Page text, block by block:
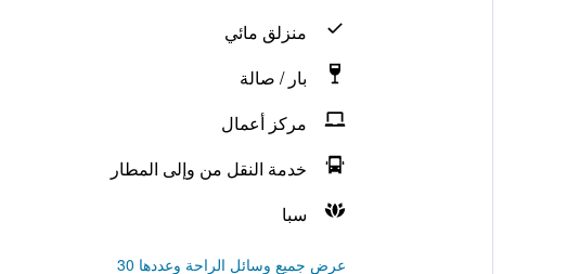
منزلق مائي
بار / صالة
مركز أعمال
خدمة النقل من وإلى المطار
سبا
عرض جميع وسائل الراحة وعددها 30